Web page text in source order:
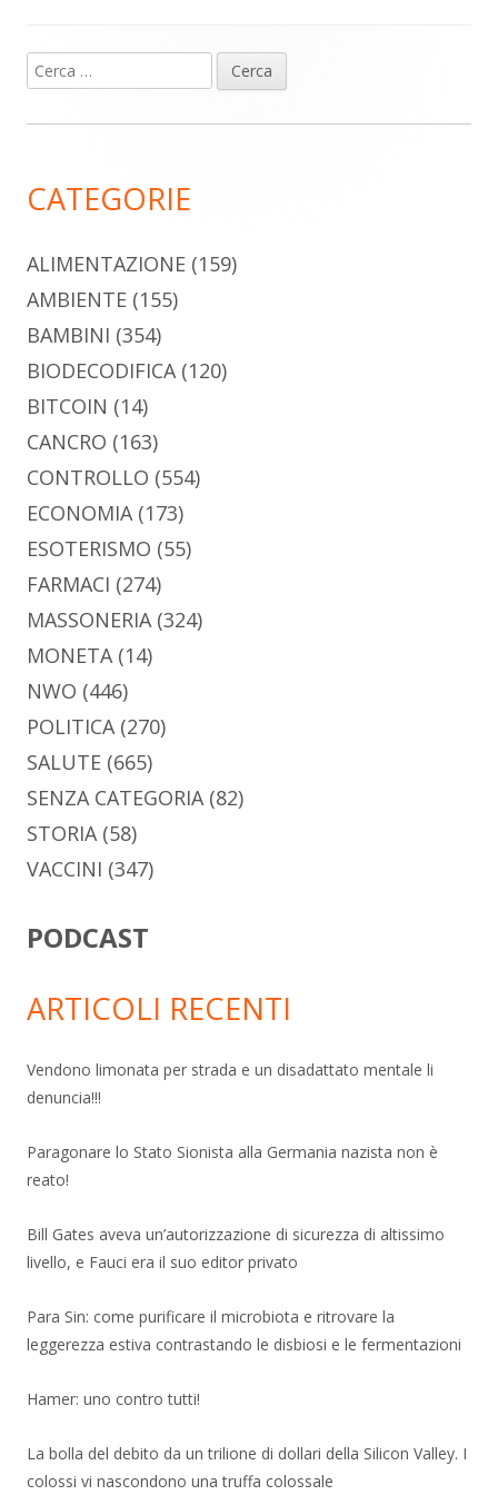
Barra
laterale
Ricerca
per:
CATEGORIE
ALIMENTAZIONE (159)
AMBIENTE (155)
BAMBINI (354)
BIODECODIFICA(120)
BITCOIN (14)
CANCRO (163)
CONTROLLO (554)
ECONOMIA(173)
ESOTERISMO (55)
FARMACI (274)
MASSONERIA(324)
MONETA(14)
NWO (446)
POLITICA(270)
SALUTE (665)
SENZA CATEGORIA(82)
STORIA(58)
VACCINI (347)
PODCAST
ARTICOLI RECENTI
Vendono limonata per strada e un disadattato mentale li
denuncia!!!
Paragonare lo Stato Sionista alla Germania nazista non è
reato!
Bill Gates aveva un’autorizzazione di sicurezza di altissimo
livello, e Fauci era il suo editor privato
Para Sin: come purificare il microbiota e ritrovare la
leggerezza estiva contrastando le disbiosi e le fermentazioni
Hamer: uno contro tutti!
La bolla del debito da un trilione di dollari della Silicon Valley. I
colossi vi nascondono una truffa colossale